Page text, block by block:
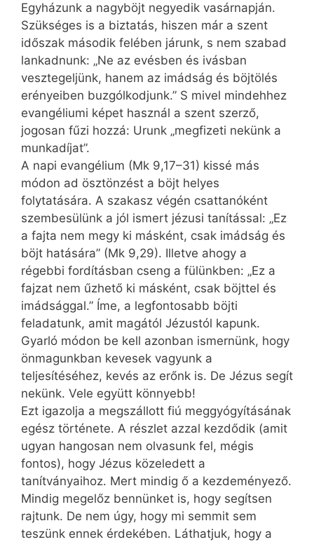
Egyházunk a nagyböjt negyedik vasárnapján.
Szükséges is a biztatás, hiszen már a szent
időszak második felében járunk, s nem szabad
lankadnunk: „Ne az evésben és ivásban
vesztegeljünk, hanem az imádság és böjtölés
erényeiben buzgólkodjunk.” S mivel mindehhez
evangéliumi képet használ a szent szerző,
jogosan fűzi hozzá: Urunk „megfizeti nekünk a
munkadíjat”.
A napi evangélium (Mk 9,17–31) kissé más
módon ad ösztönzést a böjt helyes
folytatására. A szakasz végén csattanóként
szembesülünk a jól ismert jézusi tanítással: „Ez
a fajta nem megy ki másként, csak imádság és
böjt hatására” (Mk 9,29). Illetve ahogy a
régebbi fordításban cseng a fülünkben: „Ez a
fajzat nem űzhető ki másként, csak böjttel és
imádsággal.” Íme, a legfontosabb böjti
feladatunk, amit magától Jézustól kapunk.
Gyarló módon be kell azonban ismernünk, hogy
önmagunkban kevesek vagyunk a
teljesítéséhez, kevés az erőnk is. De Jézus segít
nekünk. Vele együtt könnyebb!
Ezt igazolja a megszállott fiú meggyógyításának
egész története. A részlet azzal kezdődik (amit
ugyan hangosan nem olvasunk fel, mégis
fontos), hogy Jézus közeledett a
tanítványaihoz. Mert mindig ő a kezdeményező.
Mindig megelőz bennünket is, hogy segítsen
rajtunk. De nem úgy, hogy mi semmit sem
teszünk ennek érdekében. Láthatjuk, hogy a